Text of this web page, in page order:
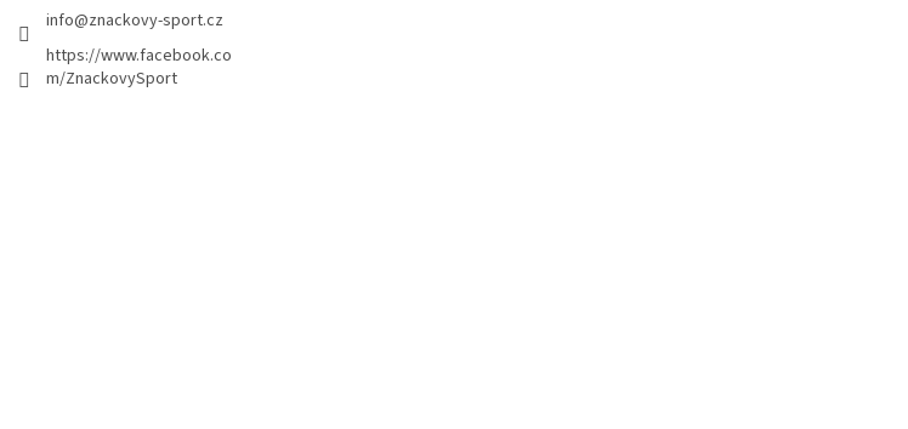
info@znackovy-sport.cz
https://www.facebook.co
m/ZnackovySport